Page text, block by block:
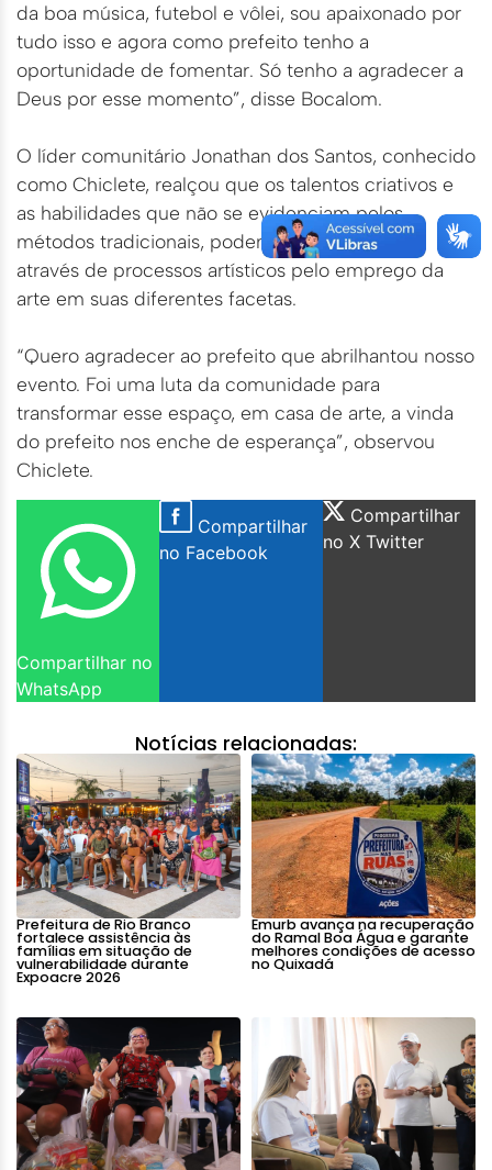
da boa música, futebol e vôlei, sou apaixonado por
tudo isso e agora como prefeito tenho a
oportunidade de fomentar. Só tenho a agradecer a
Deus por esse momento”, disse Bocalom.
O líder comunitário Jonathan dos Santos, conhecido
como Chiclete, realçou que os talentos criativos e
as habilidades que não se evidenciam pelos
métodos tradicionais, podem se desenvolver
através de processos artísticos pelo emprego da
arte em suas diferentes facetas.
“Quero agradecer ao prefeito que abrilhantou nosso
evento. Foi uma luta da comunidade para
transformar esse espaço, em casa de arte, a vinda
do prefeito nos enche de esperança”, observou
Chiclete.
Compartilhar no
WhatsApp
Compartilhar
no Facebook
Compartilhar
no X Twitter
Notícias relacionadas:
Prefeitura de Rio Branco
fortalece assistência às
famílias em situação de
vulnerabilidade durante
Expoacre 2026
Emurb avança na recuperação
do Ramal Boa Água e garante
melhores condições de acesso
no Quixadá